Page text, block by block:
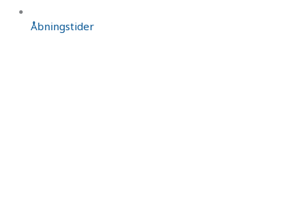
Åbningstider